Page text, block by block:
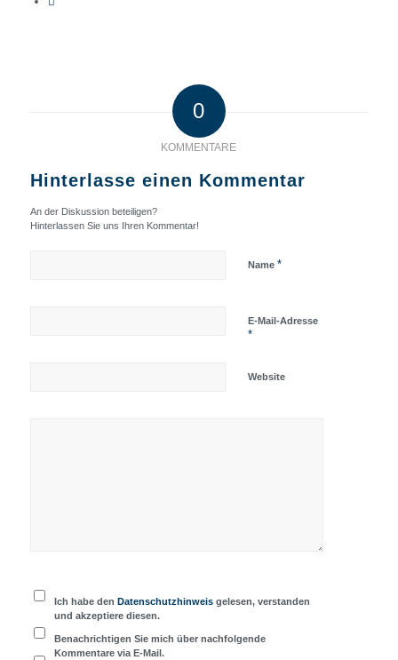
0
KOMMENTARE
Hinterlasse einen Kommentar
An der Diskussion beteiligen?
Hinterlassen Sie uns Ihren Kommentar!
Name *
E-Mail-Adresse
*
Website
Ich habe denDatenschutzhinweis gelesen, verstanden
und akzeptiere diesen.
Benachrichtigen Sie mich über nachfolgende
Kommentare via E-Mail.